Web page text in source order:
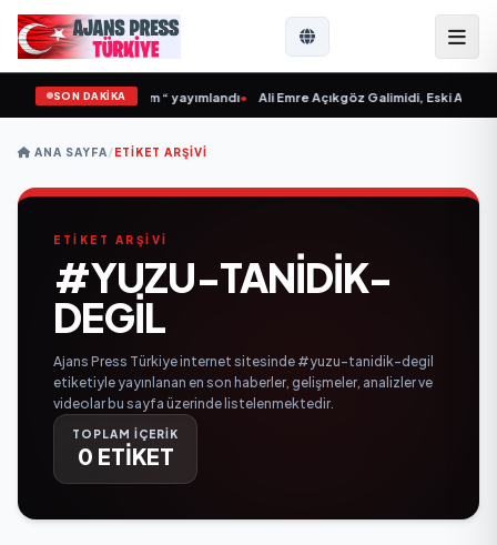
SON DAKİKA
“Donacaksın Sevgilim “ yayımlandı• Ali Emre Açıkgöz Galimidi, Eski AB
ANA SAYFA/ETIKET ARŞIVI
ETİKET ARŞİVİ
#YUZU-TANIDIK-
DEGIL
Ajans Press Türkiye internet sitesinde #yuzu-tanidik-degil
etiketiyle yayınlanan en son haberler, gelişmeler, analizler ve
videolar bu sayfa üzerinde listelenmektedir.
TOPLAM İÇERİK
0 ETİKET